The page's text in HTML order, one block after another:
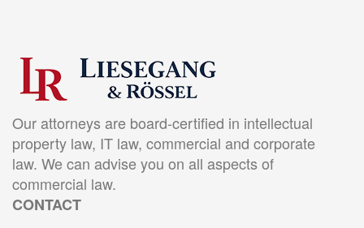
Our attorneys are board-certified in intellectual
property law, IT law, commercial and corporate
law. We can advise you on all aspects of
commercial law.
CONTACT